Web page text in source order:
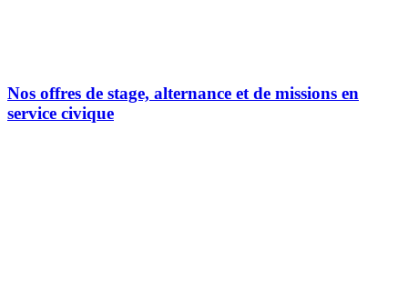
Nos offres de stage, alternance et de missions en
service civique